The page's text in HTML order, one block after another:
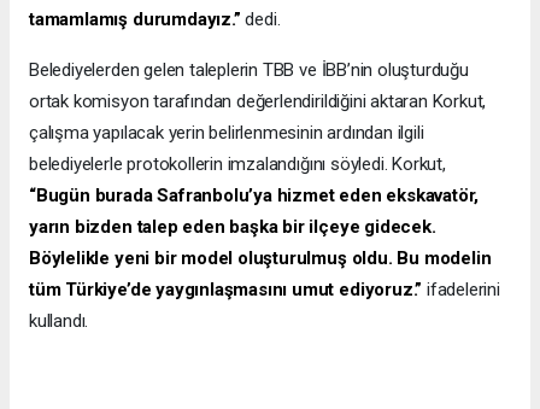
tamamlamış durumdayız.” dedi.
Belediyelerden gelen taleplerin TBB ve İBB’nin oluşturduğu
ortak komisyon tarafından değerlendirildiğini aktaran Korkut,
çalışma yapılacak yerin belirlenmesinin ardından ilgili
belediyelerle protokollerin imzalandığını söyledi. Korkut,
“Bugün burada Safranbolu’ya hizmet eden ekskavatör,
yarın bizden talep eden başka bir ilçeye gidecek.
Böylelikle yeni bir model oluşturulmuş oldu. Bu modelin
tüm Türkiye’de yaygınlaşmasını umut ediyoruz.” ifadelerini
kullandı.